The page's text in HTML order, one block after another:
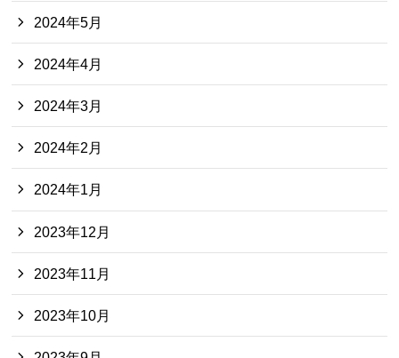
2024年5月
2024年4月
2024年3月
2024年2月
2024年1月
2023年12月
2023年11月
2023年10月